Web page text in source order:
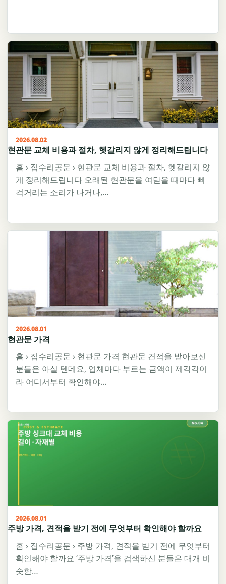
2026.08.02
현관문 교체 비용과 절차, 헷갈리지 않게 정리해드립니다
홈 › 집수리공문 › 현관문 교체 비용과 절차, 헷갈리지 않
게 정리해드립니다 오래된 현관문을 여닫을 때마다 삐
걱거리는 소리가 나거나,…
2026.08.01
현관문 가격
홈 › 집수리공문 › 현관문 가격 현관문 견적을 받아보신
분들은 아실 텐데요, 업체마다 부르는 금액이 제각각이
라 어디서부터 확인해야…
2026.08.01
주방 가격, 견적을 받기 전에 무엇부터 확인해야 할까요
홈 › 집수리공문 › 주방 가격, 견적을 받기 전에 무엇부터
확인해야 할까요 ‘주방 가격’을 검색하신 분들은 대개 비
슷한…